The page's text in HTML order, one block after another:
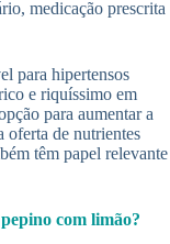
medicação prescrita
para hipertensos
e riquíssimo em
para aumentar a
oferta de nutrientes
têm papel relevante
com limão?